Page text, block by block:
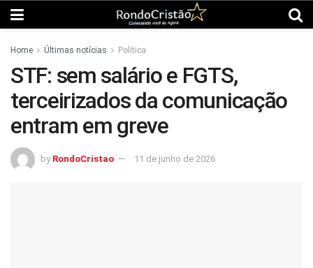
Home Últimas notícias Política
STF: sem salário e FGTS,
terceirizados da comunicação
entram em greve
by RondoCristao 11 de junho de 2026